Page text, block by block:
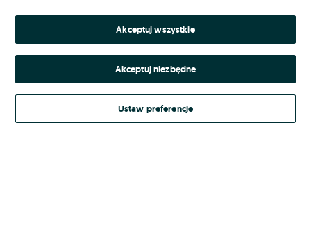
Nie pamiętasz hasła?
Zaloguj się
Kontynuując za pośrednictwem jednego z dostawców wskazanych powyżej,
Regulamin serwisuOLX.pl w jego aktualnym brzmieniu.
Akceptuj wszystkie
Akceptuj niezbędne
Ustaw preferencje